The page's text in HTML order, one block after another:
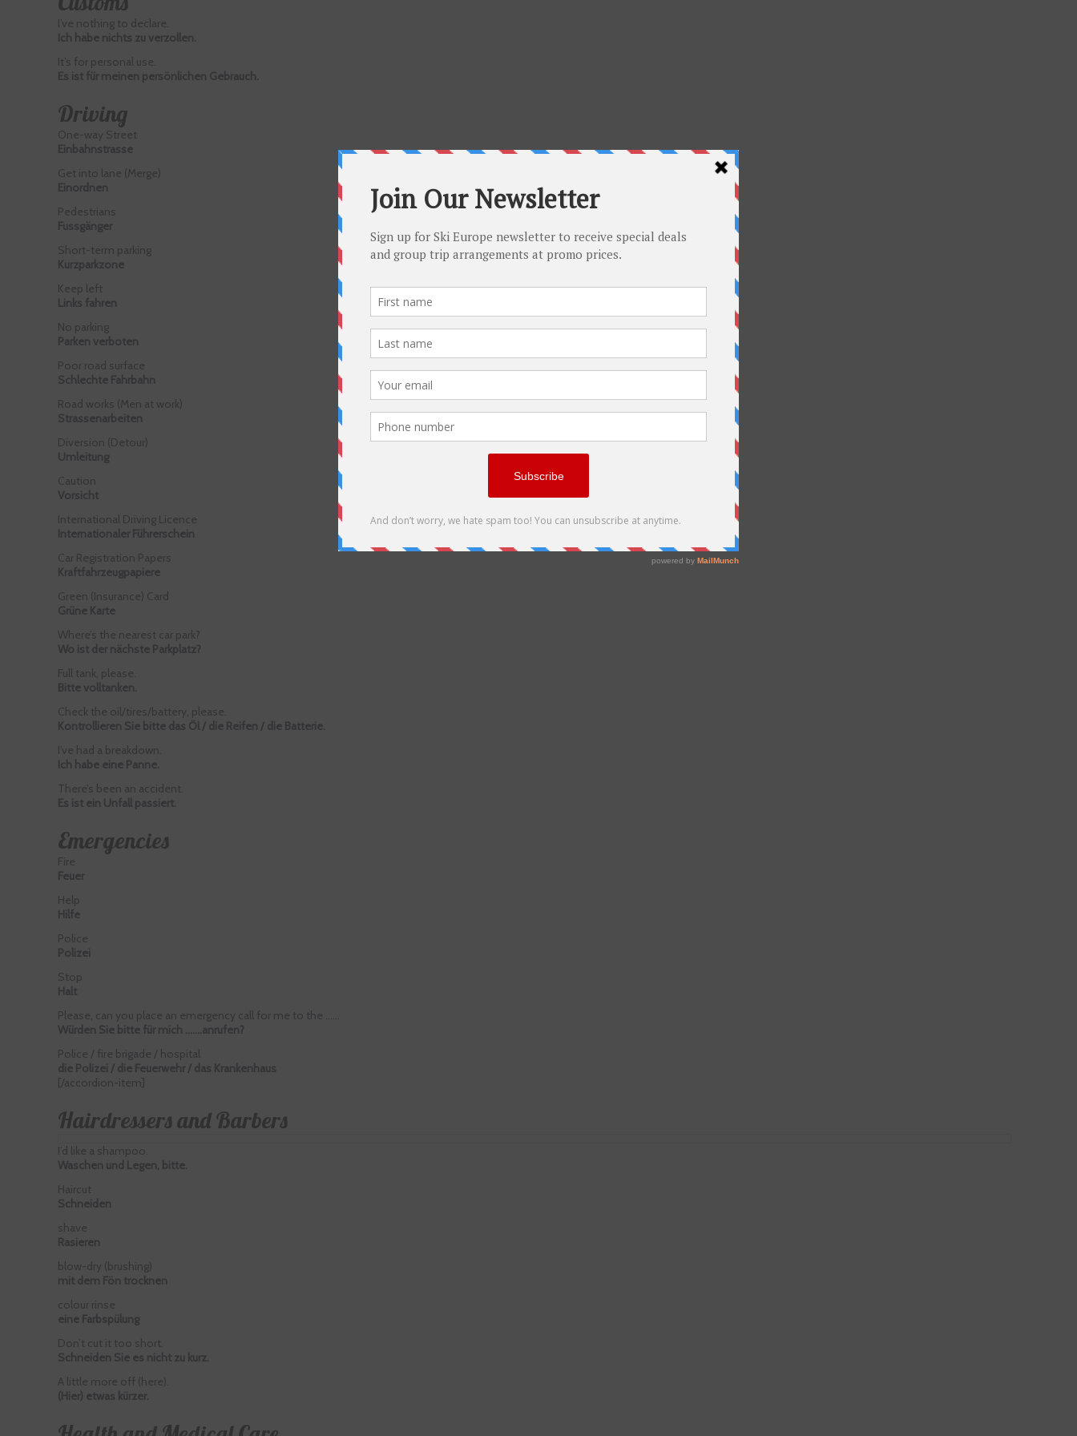
I’ve nothing to declare.
Ich habe nichts zu verzollen.
It’s for personal use.
Es ist für meinen persönlichen Gebrauch.
Driving
One-way Street
Einbahnstrasse
Get into lane (Merge)
Einordnen
Pedestrians
Fussgänger
Short-term parking
Kurzparkzone
Keep left
Links fahren
No parking
Parken verboten
Poor road surface
Schlechte Fahrbahn
Road works (Men at work)
Strassenarbeiten
Diversion (Detour)
Umleitung
Caution
Vorsicht
International Driving Licence
Internationaler Führerschein
Car Registration Papers
Kraftfahrzeugpapiere
Green (Insurance) Card
Grüne Karte
Where’s the nearest car park?
Wo ist der nächste Parkplatz?
Full tank, please.
Bitte volltanken.
Check the oil/tires/battery, please.
Kontrollieren Sie bitte das Öl / die Reifen / die Batterie.
I’ve had a breakdown.
Ich habe eine Panne.
There’s been an accident.
Es ist ein Unfall passiert.
Emergencies
Fire
Feuer
Help
Hilfe
Police
Polizei
Stop
Halt
Please, can you place an emergency call for me to the ……
Würden Sie bitte für mich …….anrufen?
Police / fire brigade / hospital
die Polizei / die Feuerwehr / das Krankenhaus
[/accordion-item]
Hairdressers and Barbers
I’d like a shampoo.
Waschen und Legen, bitte.
Haircut
Schneiden
shave
Rasieren
blow-dry (brushing)
mit dem Fön trocknen
colour rinse
eine Farbspülung
Don’t cut it too short.
Schneiden Sie es nicht zu kurz.
A little more off (here).
(Hier) etwas kürzer.